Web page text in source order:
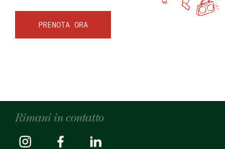
PRENOTA ORA
Rimani in contatto